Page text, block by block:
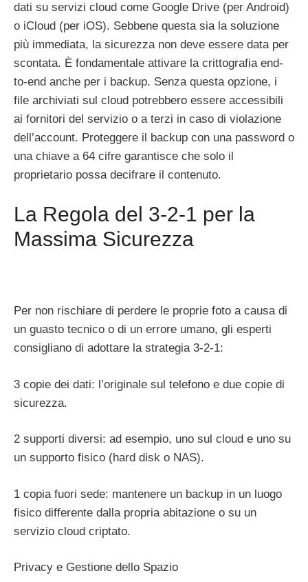
dati su servizi cloud come Google Drive (per Android)
o iCloud (per iOS). Sebbene questa sia la soluzione
più immediata, la sicurezza non deve essere data per
scontata. È fondamentale attivare la crittografia end-
to-end anche per i backup. Senza questa opzione, i
file archiviati sul cloud potrebbero essere accessibili
ai fornitori del servizio o a terzi in caso di violazione
dell’account. Proteggere il backup con una password o
una chiave a 64 cifre garantisce che solo il
proprietario possa decifrare il contenuto.
La Regola del 3-2-1 per la
Massima Sicurezza
Per non rischiare di perdere le proprie foto a causa di
un guasto tecnico o di un errore umano, gli esperti
consigliano di adottare la strategia 3-2-1:
3 copie dei dati: l’originale sul telefono e due copie di
sicurezza.
2 supporti diversi: ad esempio, uno sul cloud e uno su
un supporto fisico (hard disk o NAS).
1 copia fuori sede: mantenere un backup in un luogo
fisico differente dalla propria abitazione o su un
servizio cloud criptato.
Privacy e Gestione dello Spazio